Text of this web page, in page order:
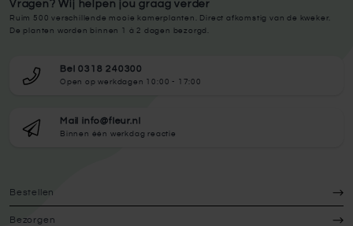
Vragen? Wij helpen jou graag verder
Ruim 500 verschillende mooie kamerplanten. Direct afkomstig van de kweker.
De planten worden binnen 1 à 2 dagen bezorgd.
Bel 0318 240300
Open op werkdagen 10:00 - 17:00
Mail info@fleur.nl
Binnen één werkdag reactie
Bestellen
Bezorgen